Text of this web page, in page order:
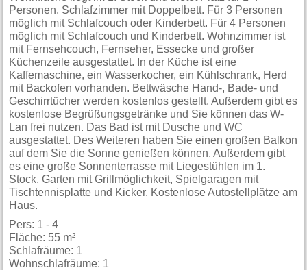
Personen. Schlafzimmer mit Doppelbett. Für 3 Personen
möglich mit Schlafcouch oder Kinderbett. Für 4 Personen
möglich mit Schlafcouch und Kinderbett. Wohnzimmer ist
mit Fernsehcouch, Fernseher, Essecke und großer
Küchenzeile ausgestattet. In der Küche ist eine
Kaffemaschine, ein Wasserkocher, ein Kühlschrank, Herd
mit Backofen vorhanden. Bettwäsche Hand-, Bade- und
Geschirrtücher werden kostenlos gestellt. Außerdem gibt es
kostenlose Begrüßungsgetränke und Sie können das W-
Lan frei nutzen. Das Bad ist mit Dusche und WC
ausgestattet. Des Weiteren haben Sie einen großen Balkon
auf dem Sie die Sonne genießen können. Außerdem gibt
es eine große Sonnenterrasse mit Liegestühlen im 1.
Stock. Garten mit Grillmöglichkeit, Spielgaragen mit
Tischtennisplatte und Kicker. Kostenlose Autostellplätze am
Haus.
Pers: 1 - 4
Fläche: 55 m²
Schlafräume: 1
Wohnschlafräume: 1